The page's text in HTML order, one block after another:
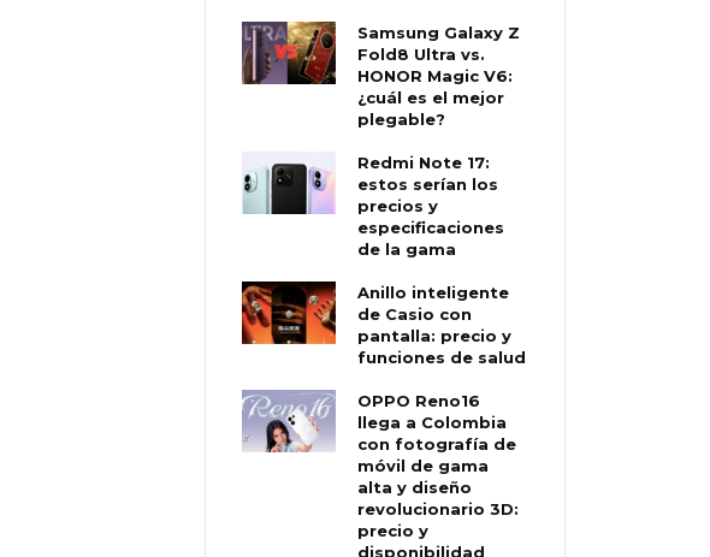
Samsung Galaxy Z
Fold8 Ultra vs.
HONOR Magic V6:
¿cuál es el mejor
plegable?
Redmi Note 17:
estos serían los
precios y
especificaciones
de la gama
Anillo inteligente
de Casio con
pantalla: precio y
funciones de salud
OPPO Reno16
llega a Colombia
con fotografía de
móvil de gama
alta y diseño
revolucionario 3D:
precio y
disponibilidad